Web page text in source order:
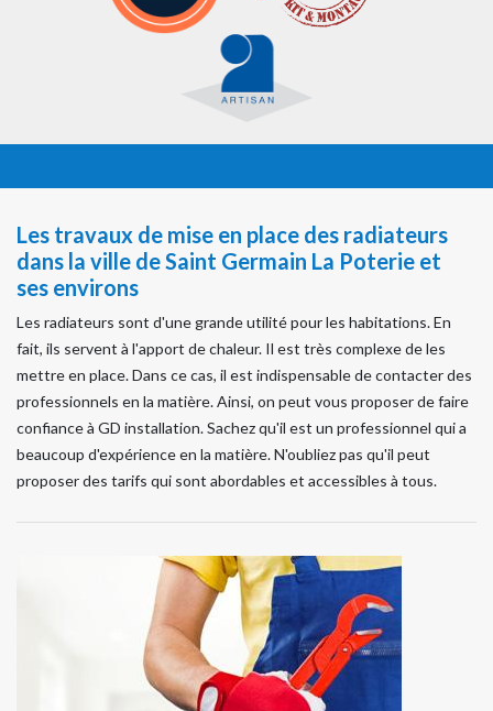
Les travaux de mise en place des radiateurs
dans la ville de Saint Germain La Poterie et
ses environs
Les radiateurs sont d'une grande utilité pour les habitations. En
fait, ils servent à l'apport de chaleur. Il est très complexe de les
mettre en place. Dans ce cas, il est indispensable de contacter des
professionnels en la matière. Ainsi, on peut vous proposer de faire
confiance à GD installation. Sachez qu'il est un professionnel qui a
beaucoup d'expérience en la matière. N'oubliez pas qu'il peut
proposer des tarifs qui sont abordables et accessibles à tous.